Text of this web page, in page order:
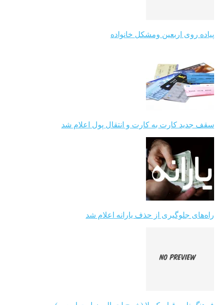
پیاده روی اربعین ومشکل خانواده
سقف جدید کارت به کارت و انتقال پول اعلام شد
راه‌های جلوگیری از حذف یارانه اعلام شد